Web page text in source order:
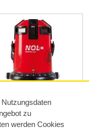
zu
werden Cookies